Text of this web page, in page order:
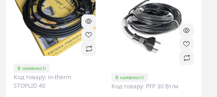
В наявності
Код товару: in-therm
STOPLID 40
В наявності
Код товару: PFP 30 Вт/м